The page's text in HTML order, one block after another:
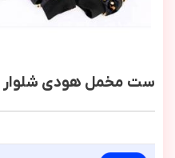
ست مخمل هودی شلوار ال